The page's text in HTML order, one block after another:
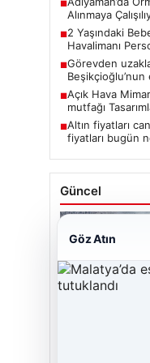
■
Alınmaya
■2 Yaşındaki
Havalimanı
■Görevden
■Açık Hava
mutfağı
■Altın fiyatları
fiyatları bugün
Güncel
06/08/2026
Göz Atın